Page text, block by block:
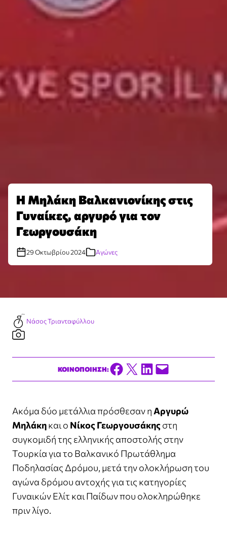
Η Μηλάκη Βαλκανιονίκης στις
Γυναίκες, αργυρό για τον
Γεωργουσάκη
29 Οκτωβρίου 2024 Αγώνες
Νάσος Τριανταφύλλου
ΚΟΙΝΟΠΟΙΗΣΗ:Share on Facebook Share on X Share on LinkedIn Email this Page
Ακόμα δύο μετάλλια πρόσθεσαν ηΑργυρώ
Μηλάκηκαι ο Νίκος Γεωργουσάκης στη
συγκομιδή της ελληνικής αποστολής στην
Τουρκία για το Βαλκανικό Πρωτάθλημα
Ποδηλασίας Δρόμου, μετά την ολοκλήρωση του
αγώνα δρόμου αντοχής για τις κατηγορίες
Γυναικών Ελίτ και Παίδων που ολοκληρώθηκε
πριν λίγο.